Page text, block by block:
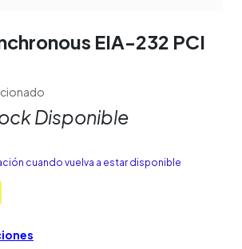
EIA-232 PCI
Disponible
cuando vuelva a estar disponible